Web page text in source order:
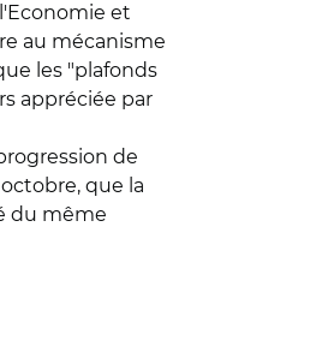
et
au mécanisme
les "plafonds
appréciée par
de
que la
du même